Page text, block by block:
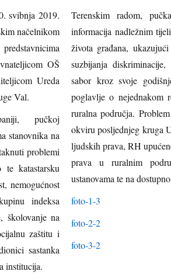
svibnja 2019.
načelnikom
OŠ
Ureda
Val.
pučkoj
stanovnika na
te katastarsku
nemogućnost
indeksa
školovanje na
zaštitu i
sastanka
institucija.
Terenskim radom,
informacija nadležnim
života građana,
suzbijanja
sabor kroz svoje
poglavlje o nejednakom
ruralna područja. Problem je to koji je prepoznao i UN, pa su tako u
okviru posljednjeg kruga Univerzalnog periodičkog preglednika o stanju
ljudskih prava, RH upućene preporuke koje se odnose na zaštitu ljudskih
prava u ruralnim područjima, posebice na pristup zdravstvenim
ustanovama
foto-1-3
foto-2-2
foto-3-2